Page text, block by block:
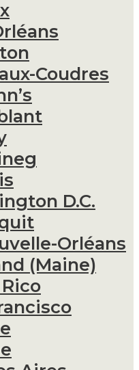
Coudres
D.C.
Orléans
(Maine)